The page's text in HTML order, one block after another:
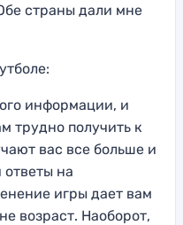
страны дали мне
информации, и
трудно получить к
вас все больше и
на
игры дает вам
возраст. Наоборот,